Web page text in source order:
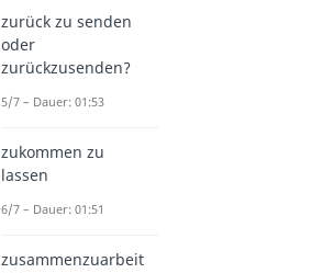
zurück zu senden
oder
zurückzusenden?
5/7 – Dauer: 01:53
zukommen zu
lassen
6/7 – Dauer: 01:51
zusammenzuarbeit